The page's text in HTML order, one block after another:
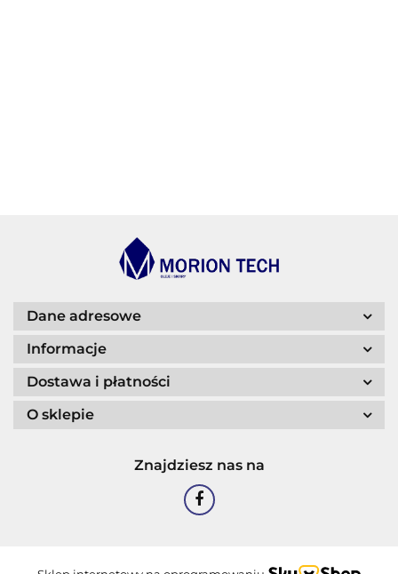
Dane adresowe
Informacje
Dostawa i płatności
O sklepie
Znajdziesz nas na